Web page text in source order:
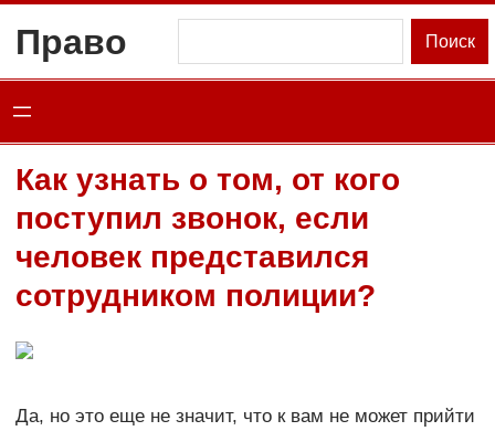
содержимому
Право Поиск
Как узнать о том, от кого
поступил звонок, если
человек представился
сотрудником полиции?
Да, но это еще не значит, что к вам не может прийти